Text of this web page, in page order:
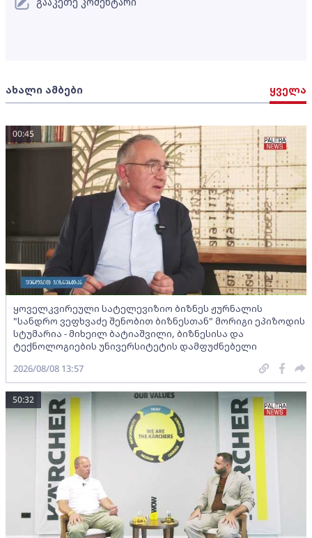
ახალი ამბები ყველა
ყოველკვირეული სატელევიზიო ბიზნეს ჟურნალის
"სანდრო ვეფხვაძე შენობით ბიზნესთან" მორიგი ეპიზოდის
სტუმარია - მიხეილ ბატიაშვილი, ბიზნესისა და
ტექნოლოგიების უნივერსიტეტის დამფუძნებელი
00:45
2026/08/08 13:57
50:32